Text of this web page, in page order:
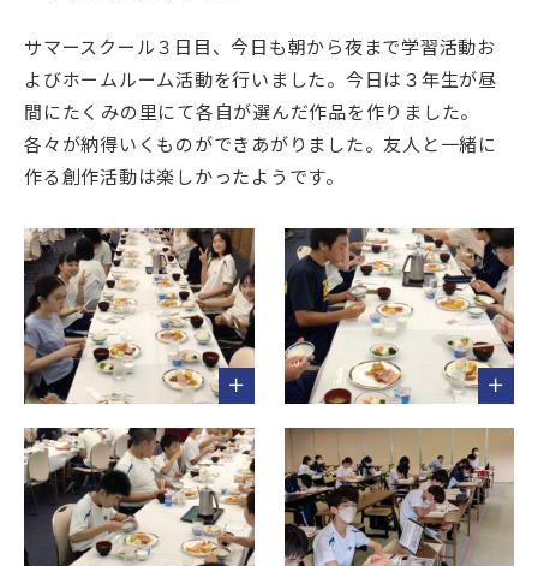
サマースクール３日目、今日も朝から夜まで学習活動お
よびホームルーム活動を行いました。今日は３年生が昼
間にたくみの里にて各自が選んだ作品を作りました。
各々が納得いくものができあがりました。友人と一緒に
作る創作活動は楽しかったようです。